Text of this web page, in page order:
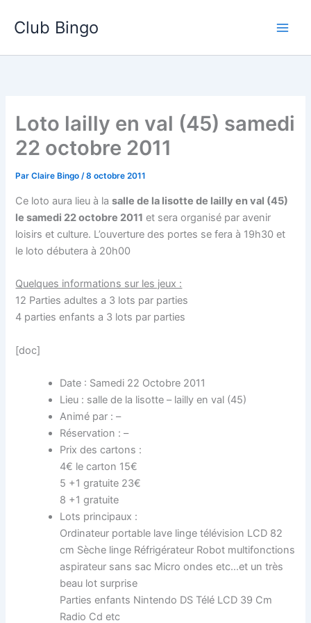
Club Bingo
Loto lailly en val (45) samedi
22 octobre 2011
ParClaire Bingo/8 octobre 2011
Ce loto aura lieu à lasalle de la lisotte de lailly en val (45)
le samedi 22 octobre 2011 et sera organisé par avenir
loisirs et culture. L’ouverture des portes se fera à 19h30 et
le loto débutera à 20h00
Quelques informations sur les jeux :
12 Parties adultes a 3 lots par parties
4 parties enfants a 3 lots par parties
[doc]
Date : Samedi 22 Octobre 2011
Lieu : salle de la lisotte – lailly en val (45)
Animé par : –
Réservation : –
Prix des cartons :
4€ le carton 15€
5 +1 gratuite 23€
8 +1 gratuite
Lots principaux :
Ordinateur portable lave linge télévision LCD 82
cm Sèche linge Réfrigérateur Robot multifonctions
aspirateur sans sac Micro ondes etc…et un très
beau lot surprise
Parties enfants Nintendo DS Télé LCD 39 Cm
Radio Cd etc